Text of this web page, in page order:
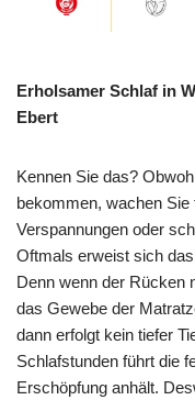
Erholsamer Schlaf in
Ebert
Kennen Sie das?
bekommen, wachen
Verspannungen oder
Oftmals erweist sich
Denn wenn der Rücken
das Gewebe der
dann erfolgt kein tiefer
Schlafstunden führt die
Erschöpfung anhält.